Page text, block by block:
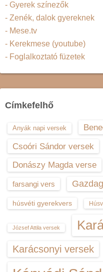
- Gyerek színezők
- Zenék, dalok gyereknek
- Mese.tv
- Kerekmese (youtube)
- Foglalkoztató füzetek
Címkefelhő
Anyák napi versek
Csoóri Sándor versek
Donászy Magda verse
farsangi vers
húsvéti gyerekvers
József Attila versek
Karácsonyi versek